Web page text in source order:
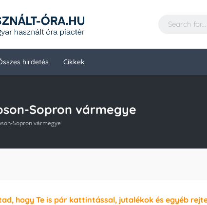
hirdetés Cikkek
Sopron vármegye
Sopron vármegye
hogy Te is pár kattintással, jutalékok és egyéb